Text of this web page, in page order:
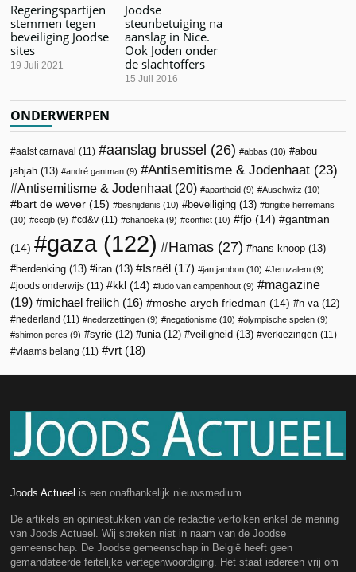
Regeringspartijen
stemmen tegen
beveiliging Joodse
sites
19 Juli 2021
Joodse
steunbetuiging na
aanslag in Nice.
Ook Joden onder
de slachtoffers
15 Juli 2016
ONDERWERPEN
aalst carnaval (11) aanslag brussel (26) abbas (10)
abou
jahjah (13) andré gantman (9) Antisemitisme & Jodenhaat (23)
Antisemitisme & Jodenhaat(20) apartheid (9) Auschwitz (10)
bart de wever (15) besnijdenis (10) beveiliging (13)
brigitte herremans
(10)
ccojb (9) cd&v (11) chanoeka (9) conflict (10) fjo (14) gantman
(14) gaza(122) Hamas (27) hans knoop (13)
herdenking (13) iran (13) Israël (17) jan jambon (10) Jeruzalem (9)
joods onderwijs (11) kkl (14) ludo van campenhout (9)
magazine
(19)
michael freilich (16) moshe aryeh friedman (14) n-va(12)
nederland (11) nederzettingen (9) negationisme (10) olympische spelen (9)
shimon peres (9) syrië (12) unia(12) veiligheid (13) verkiezingen (11)
vlaams belang (11) vrt (18)
Joods Actueel is een onafhankelijk nieuwsmedium.
De artikels en opiniestukken van de redactie vertolken enkel de mening
van Joods Actueel. Wij spreken niet in naam van de Joodse
gemeenschap. De Joodse gemeenschap in België heeft geen
gemandateerde feitelijke vertegenwoordiging. Het staat iedereen vrij om